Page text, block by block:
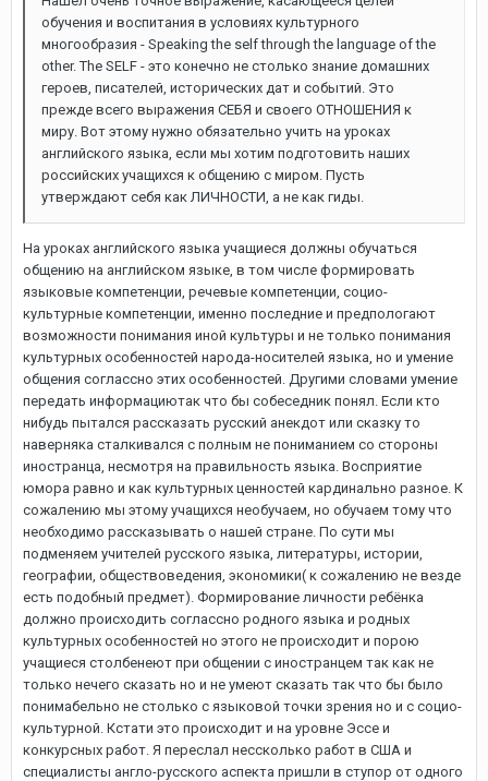
обучения и воспитания в условиях культурного
многообразия - Speaking the self through the language of the
other. The SELF - это конечно не столько знание домашних
героев, писателей, исторических дат и событий. Это
прежде всего выражения СЕБЯ и своего ОТНОШЕНИЯ к
миру. Вот этому нужно обязательно учить на уроках
английского языка, если мы хотим подготовить наших
российских учащихся к общению с миром. Пусть
утверждают себя как ЛИЧНОСТИ, а не как гиды.
На уроках английского языка учащиеся должны обучаться
общению на английском языке, в том числе формировать
языковые компетенции, речевые компетенции, социо-
культурные компетенции, именно последние и предпологают
возможности понимания иной культуры и не только понимания
культурных особенностей народа-носителей языка, но и умение
общения соглассно этих особенностей. Другими словами умение
передать информациютак что бы собеседник понял. Если кто
нибудь пытался рассказать русский анекдот или сказку то
наверняка сталкивался с полным не пониманием со стороны
иностранца, несмотря на правильность языка. Восприятие
юмора равно и как культурных ценностей кардинально разное. К
сожалению мы этому учащихся необучаем, но обучаем тому что
необходимо рассказывать о нашей стране. По сути мы
подменяем учителей русского языка, литературы, истории,
географии, обществоведения, экономики( к сожалению не везде
есть подобный предмет). Формирование личности ребёнка
должно происходить соглассно родного языка и родных
культурных особенностей но этого не происходит и порою
учащиеся столбенеют при общении с иностранцем так как не
только нечего сказать но и не умеют сказать так что бы было
понимабельно не столько с языковой точки зрения но и с социо-
культурной. Кстати это происходит и на уровне Эссе и
конкурсных работ. Я переслал нессколько работ в США и
специалисты англо-русского аспекта пришли в ступор от одного